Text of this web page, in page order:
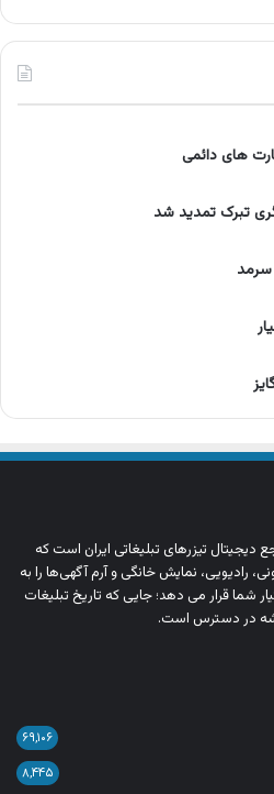
های دائمی
تبرک تمدید شد
سرمد
دیجیتال تیزرهای تبلیغاتی ایران است که
رادیویی، نمایش خانگی و آرم‌ آگهی‌ها را به‌
شما قرار می‌ دهد؛ جایی که تاریخ تبلیغات
در دسترس است.
۶۹,۱۰۶
۸,۴۴۵